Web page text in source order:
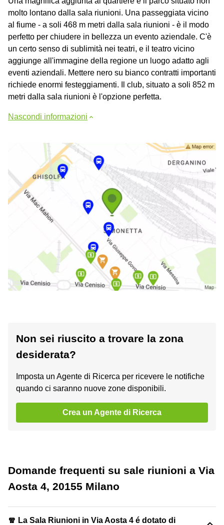
molto lontano dalla sala riunioni. Una passeggiata vicino
al fiume - a soli 468 m metri dalla sala riunioni - è il modo
perfetto per chiudere in bellezza un evento aziendale. C'è
un certo senso di sublimità nei teatri, e il teatro vicino
aggiunge all'immagine della regione un luogo adatto agli
eventi aziendali. Mettere nero su bianco contratti importanti
richiede enormi festeggiamenti. Il club, situato a soli 852 m
metri dalla sala riunioni è l'opzione perfetta.
Nascondi informazioni
Non sei riuscito a trovare la zona
desiderata?
Imposta un Agente di Ricerca per ricevere le notifiche
quando ci saranno nuove zone disponibili.
Crea un Agente di Ricerca
Domande frequenti su sale riunioni a Via
Aosta 4, 20155 Milano
🧣 La Sala Riunioni in Via Aosta 4 é dotato di